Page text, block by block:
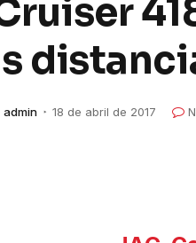
admin 18 de abril de 2017